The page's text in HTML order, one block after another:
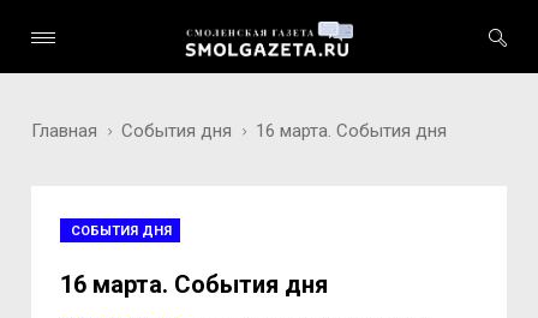
Главная События дня 16 марта. События дня
СОБЫТИЯ ДНЯ
16 марта. События дня